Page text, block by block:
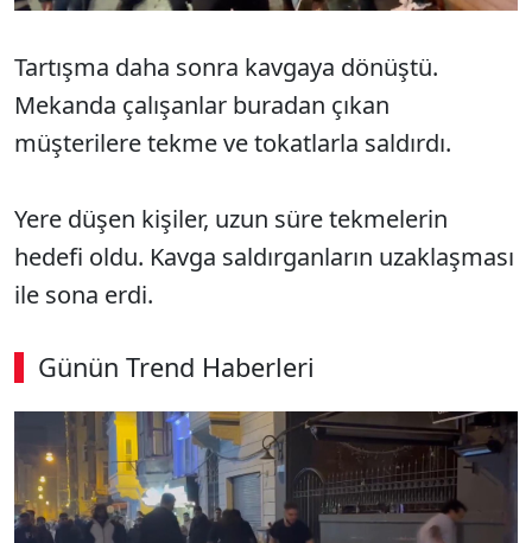
Tartışma daha sonra kavgaya dönüştü.
Mekanda çalışanlar buradan çıkan
müşterilere tekme ve tokatlarla saldırdı.
Yere düşen kişiler, uzun süre tekmelerin
hedefi oldu. Kavga saldırganların uzaklaşması
ile sona erdi.
Günün Trend Haberleri